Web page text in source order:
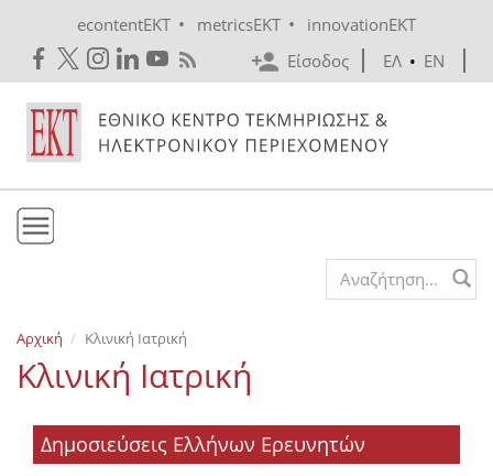
econtentEKT • metricsEKT •
innovationEKT
Είσοδος
ΕΛ • EN
Εκδόσεις
Ενημέρωση
Search form
Αρχική Κλινική Ιατρική
Κλινική Ιατρική
Δημοσιεύσεις Ελλήνων Ερευνητών